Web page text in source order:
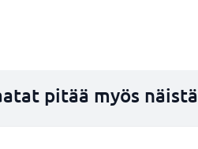
pitää myös näistä